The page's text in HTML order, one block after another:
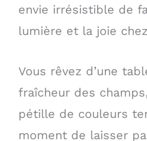
envie irrésistible de
lumière et la joie
Vous rêvez d’une
fraîcheur des
pétille de couleurs
moment de laisser